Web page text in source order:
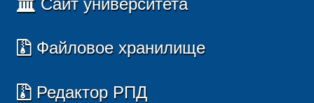
Файловое хранилище
Редактор РПД